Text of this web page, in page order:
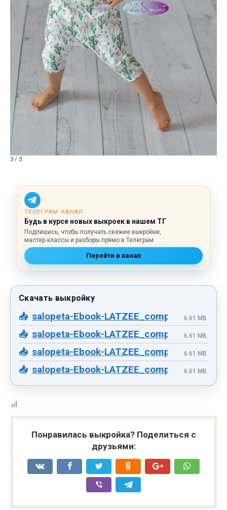
3 / 3
ТЕЛЕГРАМ‑КАНАЛ
Будь в курсе новых выкроек в нашем ТГ
Подпишись, чтобы получать свежие выкройки,
мастер‑классы и разборы прямо в Телеграм.
Перейти в канал
salopeta-Ebook-LATZEE_compressed-2.pdf
6.61 MB
salopeta-Ebook-LATZEE_compressed-2.pdf
6.61 MB
salopeta-Ebook-LATZEE_compressed-2.pdf
6.61 MB
salopeta-Ebook-LATZEE_compressed-2.pdf
6.61 MB
Понравилась выкройка? Поделиться с
друзьями: